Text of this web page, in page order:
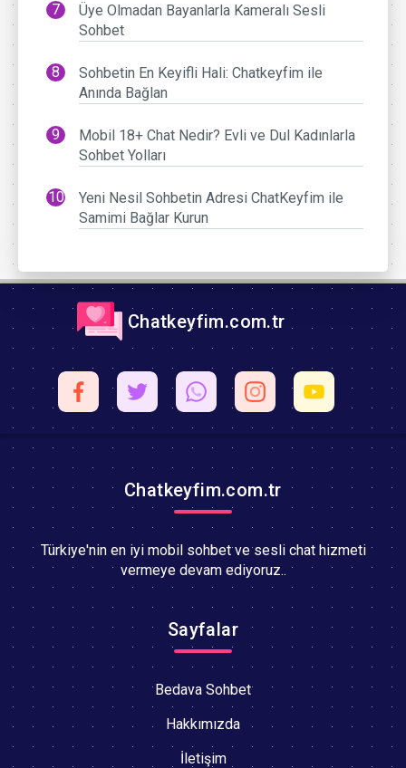
Üye Olmadan Bayanlarla Kameralı Sesli
Sohbet
Sohbetin En Keyifli Hali: Chatkeyfim ile
Anında Bağlan
Mobil 18+ Chat Nedir? Evli ve Dul Kadınlarla
Sohbet Yolları
Yeni Nesil Sohbetin Adresi ChatKeyfim ile
Samimi Bağlar Kurun
Chatkeyfim.com.tr
Chatkeyfim.com.tr
Türkiye'nin en iyi mobil sohbet ve sesli chat hizmeti
vermeye devam ediyoruz..
Sayfalar
Bedava Sohbet
Hakkımızda
İletişim